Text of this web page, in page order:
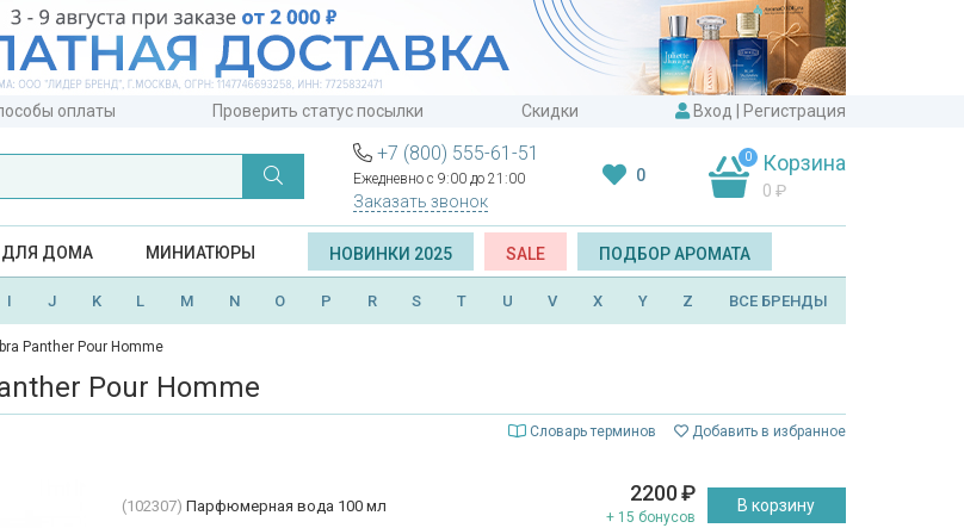
оплаты Проверить статус посылки Скидки Вход Регистрация
+7 (800) 555-61-51
Ежедневно с 9:00 до 21:00
Заказать звонок
0
0 Корзина
0 ₽
ДОМА МИНИАТЮРЫ НОВИНКИ 2025 SALE ПОДБОР АРОМАТА
I J K L M N O P R S T U V X Y Z ВСЕ БРЕНДЫ
Panther Pour Homme
Pour Homme
Словарь терминов Добавить в избранное
(102307) Парфюмерная вода 100 мл 2200₽
+ 15 бонусов
В корзину